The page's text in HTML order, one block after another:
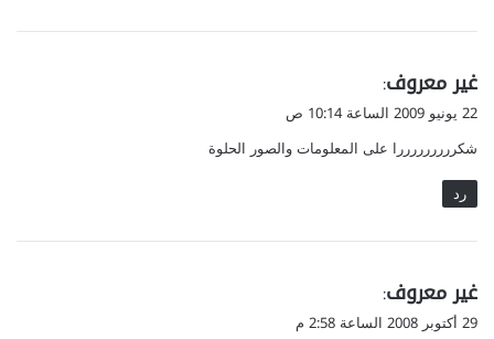
ي
ق
ل
غير معروف:
22 يونيو 2009 الساعة 10:14 ص
شكرررررررررا على المعلومات والصور الحلوة
رد
ي
ق
غير معروف:
29 أكتوبر 2008 الساعة 2:58 م